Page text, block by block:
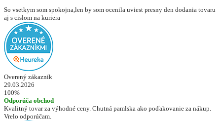
So vsetkym som spokojna,len by som ocenila uviest presny den dodania tovaru
aj s cislom na kuriera
Overený zákazník
29.03.2026
100%
Odporúča obchod
Kvalitný tovar za výhodné ceny. Chutná pamlska ako poďakovanie za nákup.
Vrelo odporúčam.